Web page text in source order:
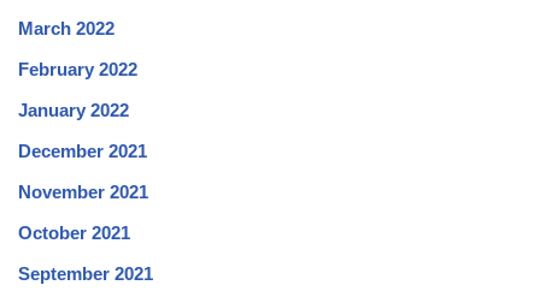
March 2022
February 2022
January 2022
December 2021
November 2021
October 2021
September 2021